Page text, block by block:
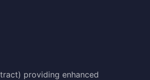
providing enhanced